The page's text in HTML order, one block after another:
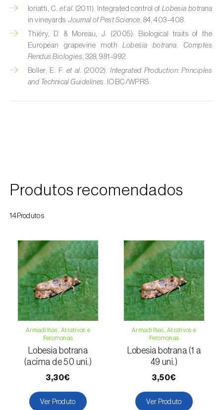
Cochonilha-algodão-da-vinha (Planococcus
ficus)
Cochonilha-da-amoreira ( Pseudaulacaspis
pentagona )
Cochonilha-de-cauda-comprida
Pseudococcus longispinus)
Cochonilha-obscura ( Pseudococcus viburni
Cochonilha-vermelha-dos-citrinos
Cochonilhas
Coleópteros de grandes dimensões
Coleópteros de pequenas dimensões
Drosófila-da-asa-manchada (Drosophila
suzukii)
Escaravelho / Gorgulho-vermelho-das-
palmeiras (Rhynchophorus ferrugineus
Escaravelho-da-agave (
Scyphophorus
acupunctatus
Ioriatti, C.et al. (2011). Integrated control of Lobesia botrana
in vineyards.Journal of Pest Science , 84, 403–408.
Thiéry, D. & Moreau, J. (2005). Biological traits of the
European grapevine mothLobesia botrana
Comptes
Rendus Biologies , 328, 981–992.
Boller, E. F. et al. (2002).Integrated Production: Principles
and Technical Guidelines
. IOBC/WPRS.
Produtos recomendados
14Produtos
Armadilhas, Atrativos e
Feromonas
Lobesia botrana
(acima de 50 uni.)
3,30€
Ver Produto
Armadilhas, Atrativos e
Feromonas
Lobesia botrana (1 a
49 uni.)
3,50€
Ver Produto